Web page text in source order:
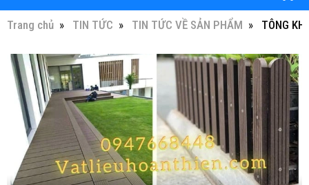
Trang chủ TIN TỨC TIN TỨC VỀ SẢN PHẨM TÔNG